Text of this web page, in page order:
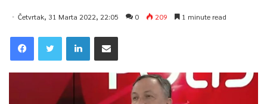
Četvrtak, 31 Marta 2022, 22:05 0 209 1 minute read